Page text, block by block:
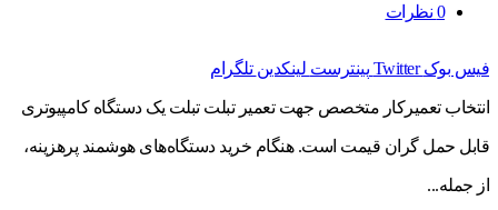
0 نظرات
فیس بوک Twitter پینترست لینکدین تلگرام
انتخاب تعمیرکار متخصص جهت تعمیر تبلت تبلت یک دستگاه کامپیوتری
قابل حمل گران قیمت است. هنگام خرید دستگاه‌های هوشمند پرهزینه،
از جمله...